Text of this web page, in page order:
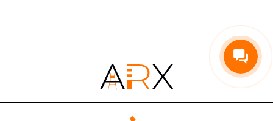
Срок возврата товара надлежащего качества составляет 30 дней с